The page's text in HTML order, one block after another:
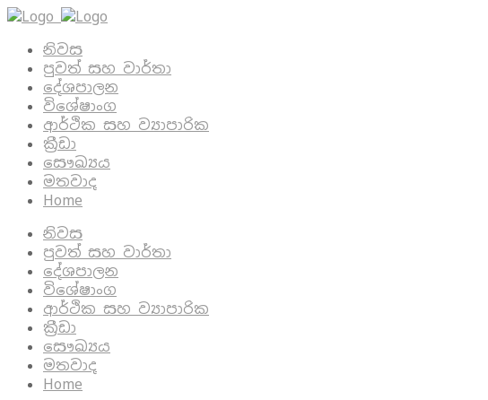
නිවස
පුවත් සහ වාර්තා
දේශපාලන
විශේෂාංග
ආර්ථික සහ ව්‍යාපාරික
ක්‍රීඩා
සෞඛ්‍යය
මතවාද
Home
නිවස
පුවත් සහ වාර්තා
දේශපාලන
විශේෂාංග
ආර්ථික සහ ව්‍යාපාරික
ක්‍රීඩා
සෞඛ්‍යය
මතවාද
Home